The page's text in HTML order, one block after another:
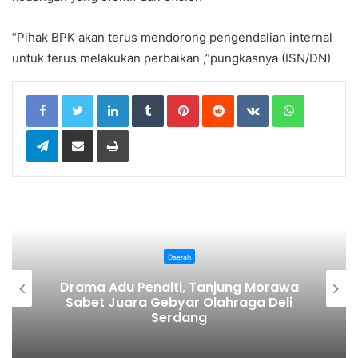
“Pihak BPK akan terus mendorong pengendalian internal
untuk terus melakukan perbaikan ,”pungkasnya (ISN/DN)
LinkedIn Tumblr Pinterest Reddit VKontakte
Telegram Print
Morawa
Deli
Pekan Budaya Permainan
Dorong Anak Kenali
Kurangi